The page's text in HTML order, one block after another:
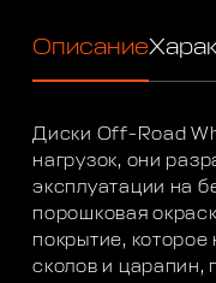
Описание
Диски Off-Road
нагрузок, они
эксплуатации на
порошковая
покрытие,
сколов и царапин,